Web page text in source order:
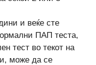
и веќе сте
ПАП теста,
тест во текот на
може да се